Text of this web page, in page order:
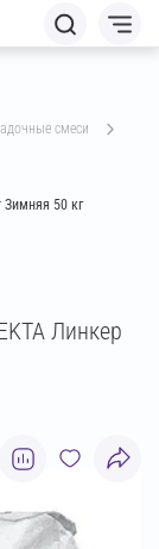
смеси
Зимняя 50 кг
Линкер